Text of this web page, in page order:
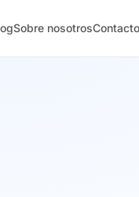
Sobre nosotros